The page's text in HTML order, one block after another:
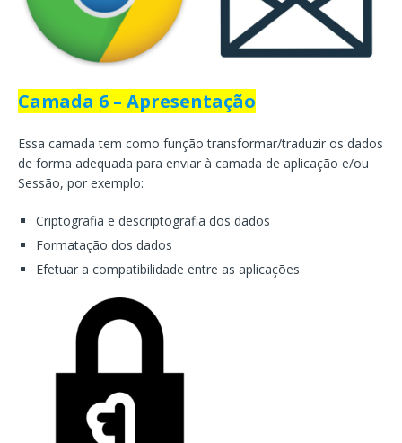
Camada 6 – Apresentação
Essa camada tem como função transformar/traduzir os dados
de forma adequada para enviar à camada de aplicação e/ou
Sessão, por exemplo:
Criptografia e descriptografia dos dados
Formatação dos dados
Efetuar a compatibilidade entre as aplicações